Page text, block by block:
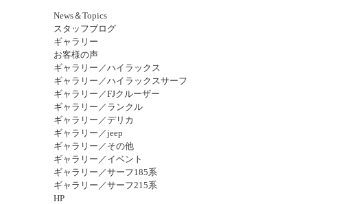
News＆Topics
スタッフブログ
ギャラリー
お客様の声
ギャラリー／ハイラックス
ギャラリー／ハイラックスサーフ
ギャラリー／FJクルーザー
ギャラリー／ランクル
ギャラリー／デリカ
ギャラリー／jeep
ギャラリー／その他
ギャラリー／イベント
ギャラリー／サーフ185系
ギャラリー／サーフ215系
HP